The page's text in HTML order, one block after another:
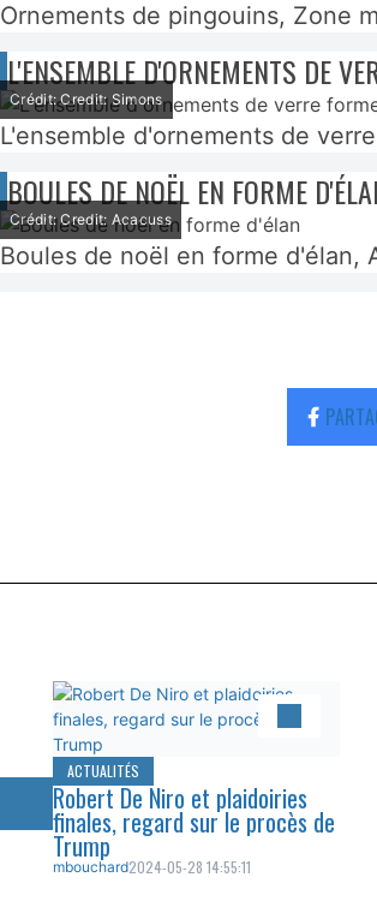
Ornements de pingouins, Zone
L'ENSEMBLE D'ORNEMENTS DE
Crédit: Credit: Simons
L'ensemble d'ornements de
BOULES DE NOËL EN FORME
Crédit: Credit: Acacuss
Boules de noël en forme d'élan,
ACTUALITÉS
Robert De Niro et plaidoiries
finales, regard sur le procès de
Trump
mbouchard2024-05-28 14:55:11